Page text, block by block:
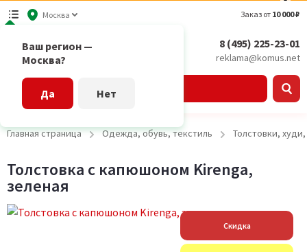
Москва
Ваш регион —
Москва?
Да Нет
Заказ от 10 000 ₽
8 (495) 225-23-01
reklama@komus.net
Главная страница Одежда, обувь, текстиль Толстовки,
Толстовка с капюшоном Kirenga,
зеленая
Скидка